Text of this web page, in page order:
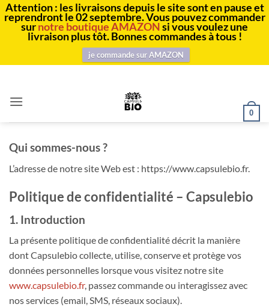
Attention : les livraisons depuis le site sont en pause et
reprendront le 02 septembre. Vous pouvez commander
surnotre boutique AMAZONsi vous voulez une
livraison plus tôt. Bonnes commandes à tous !
je commande sur AMAZON
contenu
0
Qui sommes-nous ?
L’adresse de notre site Web est : https://www.capsulebio.fr.
Politique de confidentialité – Capsulebio
1. Introduction
La présente politique de confidentialité décrit la manière
dont Capsulebio collecte, utilise, conserve et protège vos
données personnelles lorsque vous visitez notre site
www.capsulebio.fr, passez commande ou interagissez avec
nos services (email, SMS, réseaux sociaux).